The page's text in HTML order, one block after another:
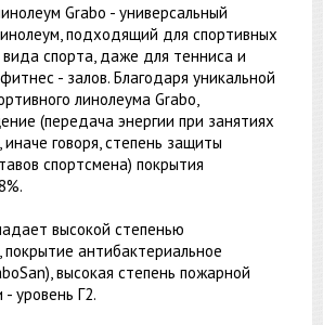
Grabo - универсальный
подходящий для спортивных
вида спорта, даже для тенниса и
- залов. Благодаря уникальной
линолеума Grabo,
(передача энергии при занятиях
иначе говоря, степень защиты
спортсмена) покрытия
высокой степенью
антибактериальное
высокая степень пожарной
уровень Г2.